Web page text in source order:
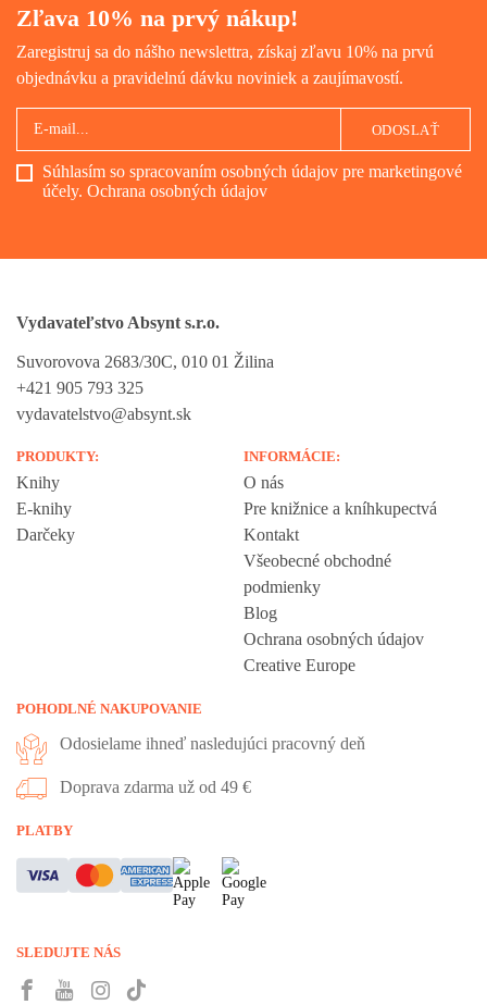
Zľava 10% na prvý nákup!
Zaregistruj sa do nášho newslettra, získaj zľavu 10% na prvú
objednávku a pravidelnú dávku noviniek a zaujímavostí.
Súhlasím so spracovaním osobných údajov pre marketingové
účely. Ochrana osobných údajov
ODOSLAŤ
Vydavateľstvo Absynt s.r.o.
Suvorovova 2683/30C, 010 01 Žilina
+421 905 793 325
vydavatelstvo@absynt.sk
PRODUKTY:
Knihy
E-knihy
Darčeky
INFORMÁCIE:
O nás
Pre knižnice a kníhkupectvá
Kontakt
Všeobecné obchodné
podmienky
Blog
Ochrana osobných údajov
Creative Europe
POHODLNÉ NAKUPOVANIE
Odosielame ihneď nasledujúci pracovný deň
Doprava zdarma už od 49 €
PLATBY
SLEDUJTE NÁS